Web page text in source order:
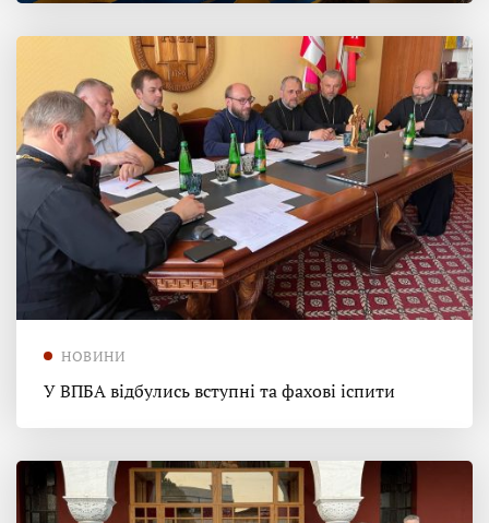
НОВИНИ
У ВПБА відбулись вступні та фахові іспити